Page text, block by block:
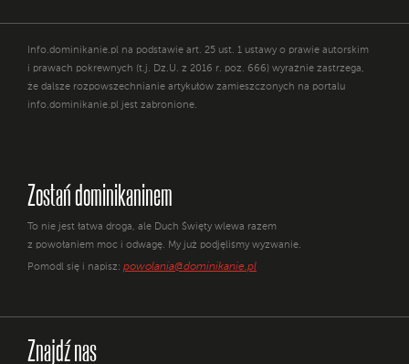
Info.dominikanie.pl na podstawie art. 25 ust. 1 ustawy o prawie autorskim
i prawach pokrewnych (t.j. Dz.U. z 2016 r. poz. 666) wyraźnie zastrzega,
że dalsze rozpowszechnianie artykułów zamieszczonych na portalu
info.dominikanie.pl jest zabronione.
Zostań dominikaninem
To nie jest łatwa droga, ale Duch Święty wlewa razem
z powołaniem moc i odwagę. My już podjęliśmy wyzwanie.
Pomódl się i napisz: powolania@dominikanie.pl
Znajdź nas